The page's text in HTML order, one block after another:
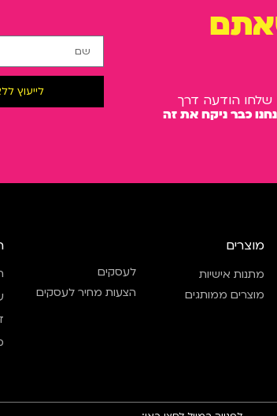
שלחו הודעה דרך
כבר ניקח את זה
לייעוץ
מוצרים
מתנות אישיות
מוצרים ממותגים
לעסקים
הצעות מחיר לעסקים